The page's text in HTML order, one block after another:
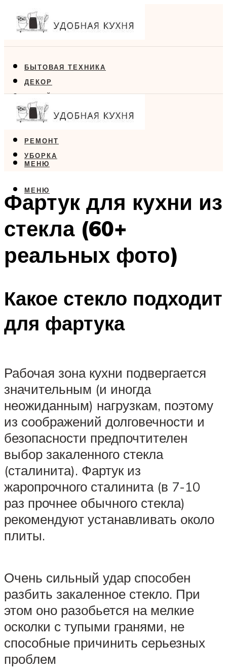
БЫТОВАЯ ТЕХНИКА
ДЕКОР
ДИЗАЙН
ЕДА
РЕМОНТ
УБОРКА
МЕНЮ
МЕНЮ
Фартук для кухни из
стекла (60+
реальных фото)
Какое стекло подходит
для фартука
Рабочая зона кухни подвергается
значительным (и иногда
неожиданным) нагрузкам, поэтому
из соображений долговечности и
безопасности предпочтителен
выбор закаленного стекла
(сталинита). Фартук из
жаропрочного сталинита (в 7-10
раз прочнее обычного стекла)
рекомендуют устанавливать около
плиты.
Очень сильный удар способен
разбить закаленное стекло. При
этом оно разобьется на мелкие
осколки с тупыми гранями, не
способные причинить серьезных
проблем